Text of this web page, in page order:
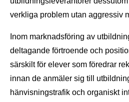
verkliga problem utan aggressiv
Inom marknadsföring av
deltagande förtroende och
särskilt för elever som föredrar
innan de anmäler sig till
hänvisningstrafik och organiskt